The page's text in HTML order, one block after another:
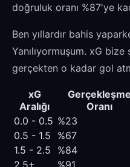
doğruluk oranı %87'ye
Ben yıllardır bahis
Yanılıyormuşum. xG
gerçekten o kadar gol
xG
Aralığı
Gerçekleşme
Oranı
0.0 - 0.5 %23
0.5 - 1.5
%67
1.5 - 2.5
%84
2.5+
%91